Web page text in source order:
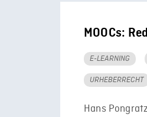
MOOCs:
E-LEARNING
URHEBERRECHT
Hans